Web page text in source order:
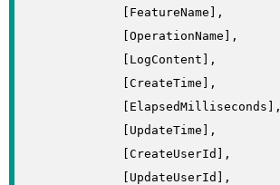
[FeatureName],
[OperationName],
[LogContent],
[CreateTime],
[ElapsedMilliseconds],
[UpdateTime],
[CreateUserId],
[UpdateUserId],